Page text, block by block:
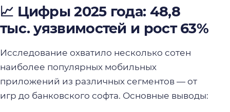
📈 Цифры 2025 года: 48,8
тыс. уязвимостей и рост 63%
Исследование охватило несколько сотен
наиболее популярных мобильных
приложений из различных сегментов — от
игр до банковского софта. Основные выводы: